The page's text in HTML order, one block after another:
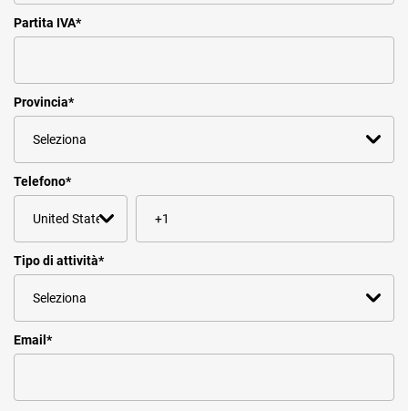
Partita IVA*
Provincia*
Telefono*
Tipo di attività*
Email *